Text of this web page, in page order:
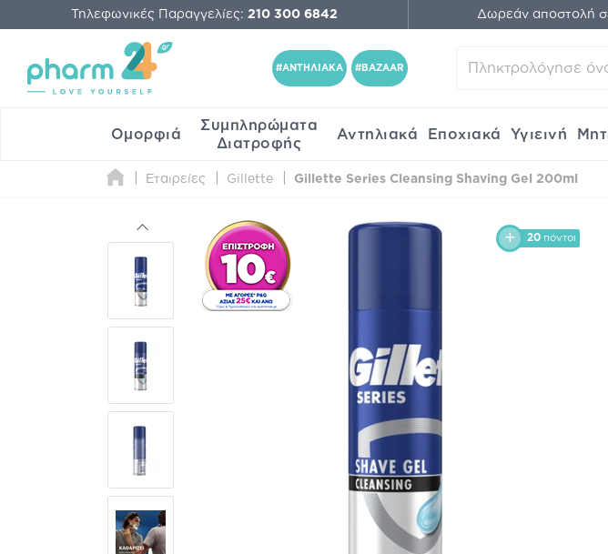
Τηλεφωνικές Παραγγελίες: 210 300 6842 Δωρεάν αποστολή
#ΑΝΤΗΛΙΑΚΑ #BAZAAR
Ομορφιά
Συμπληρώματα
Διατροφής
Αντηλιακά Εποχιακά Υγιεινή
Εταιρείες Gillette Gillette Series Cleansing Shaving Gel 200ml
20 πόντοι